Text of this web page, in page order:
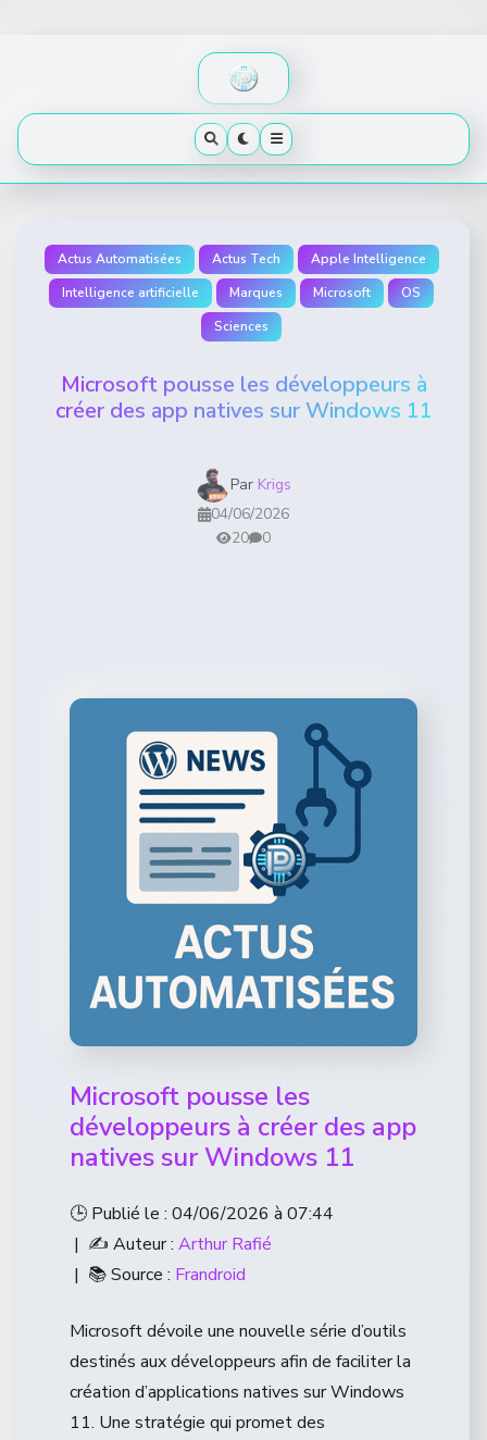
Actus Automatisées Actus Tech
Apple Intelligence
Intelligence artificielle
Marques Microsoft
OS
Sciences
Microsoft pousse les développeurs à
créer des app natives sur Windows 11
Par Krigs
04/06/2026
20
0
Microsoft pousse les
développeurs à créer des app
natives sur Windows 11
🕒 Publié le : 04/06/2026 à 07:44
| ✍️ Auteur : Arthur Rafié
| 📚 Source : Frandroid
Microsoft dévoile une nouvelle série d’outils
destinés aux développeurs afin de faciliter la
création d’applications natives sur Windows
11. Une stratégie qui promet des